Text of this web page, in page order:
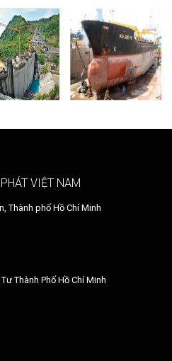
VIỆT NAM
Thành phố Hồ Chí Minh
Thành Phố Hồ Chí Minh